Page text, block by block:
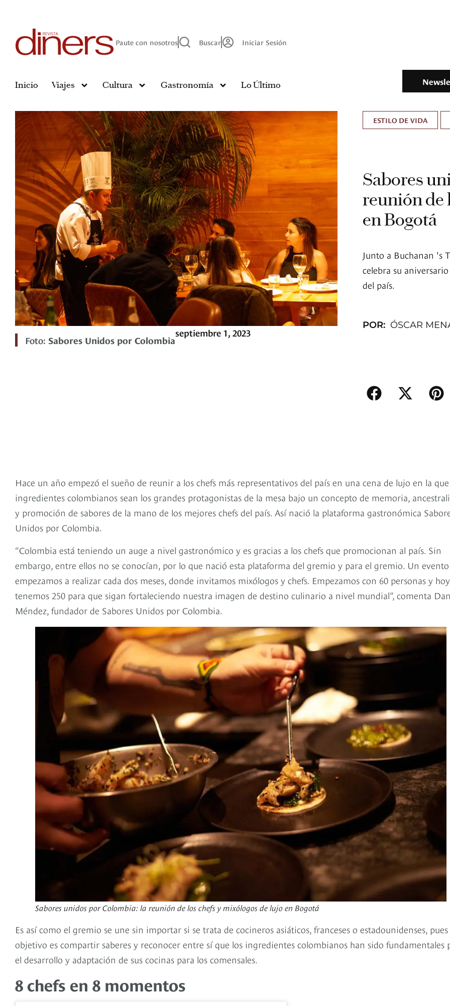
Paute con nosotros Buscar Iniciar Sesión
Inicio Viajes Cultura Gastronomía Lo Último
Foto: Sabores Unidos por Colombia
septiembre 1, 2023
ESTILO DE VIDA
Sabores
reunión de
en Bogotá
Junto a Buchanan 's
celebra su
del país.
POR: ÓSCAR
Hace un año empezó el sueño de reunir a los chefs más representativos del país en una cena de lujo en la
ingredientes colombianos sean los grandes protagonistas de la mesa bajo un concepto de memoria,
y promoción de sabores de la mano de los mejores chefs del país. Así nació la plataforma gastronómica
Unidos por Colombia.
“Colombia está teniendo un auge a nivel gastronómico y es gracias a los chefs que promocionan al país. Sin
embargo, entre ellos no se conocían, por lo que nació esta plataforma del gremio y para el gremio. Un
empezamos a realizar cada dos meses, donde invitamos mixólogos y chefs. Empezamos con 60 personas y hoy
tenemos 250 para que sigan fortaleciendo nuestra imagen de destino culinario a nivel mundial”, comenta
Méndez, fundador de Sabores Unidos por Colombia.
Sabores unidos por Colombia: la reunión de los chefs y mixólogos de lujo en Bogotá
Es así como el gremio se une sin importar si se trata de cocineros asiáticos, franceses o estadounidenses, pues
objetivo es compartir saberes y reconocer entre sí que los ingredientes colombianos han sido fundamentales
el desarrollo y adaptación de sus cocinas para los comensales.
8 chefs en 8 momentos